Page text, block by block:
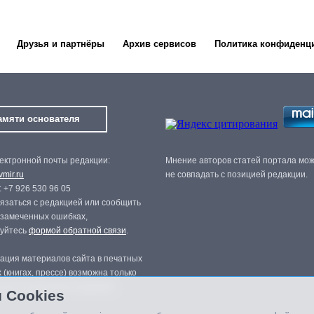
Друзья и партнёры Архив сервисов Политика
основателя
почты редакции:
926 530 96 05
с редакцией или сообщить
ошибках,
формой обратной связи.
материалов сайта в печатных
(книгах, прессе) возможна только
Мнение авторов статей портала
не совпадать с позицией редакции.